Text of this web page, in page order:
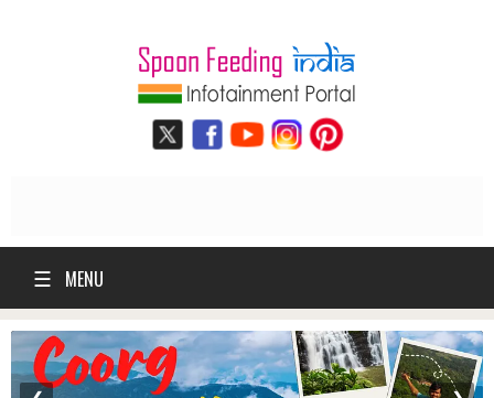
☰ MENU